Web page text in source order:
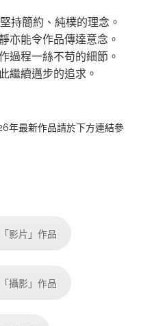
持簡約、純樸的理念。
亦能令作品傳達意念。
過程一絲不苟的細節。
繼續邁步的追求。
年最新作品請於下方連結參
影片」作品
攝影」作品